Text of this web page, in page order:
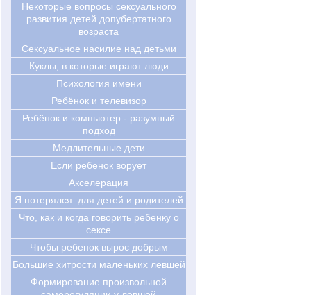
Некоторые вопросы сексуального
развития детей допубертатного
возраста
Сексуальное насилие над детьми
Куклы, в которые играют люди
Психология имени
Ребёнок и телевизор
Ребёнок и компьютер - разумный
подход
Медлительные дети
Если ребенок ворует
Акселерация
Я потерялся: для детей и родителей
Что, как и когда говорить ребенку о
сексе
Чтобы ребенок вырос добрым
Большие хитрости маленьких левшей
Формирование произвольной